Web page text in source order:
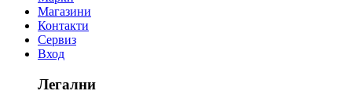
Магазини
Контакти
Сервиз
Вход
Легални